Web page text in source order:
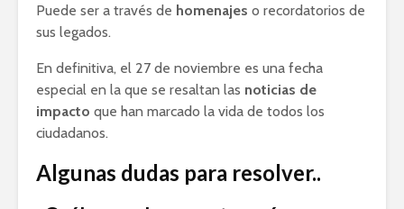
Puede ser a través de homenajes o recordatorios de
sus legados.
En definitiva, el 27 de noviembre es una fecha
especial en la que se resaltan las noticias de
impacto que han marcado la vida de todos los
ciudadanos.
Algunas dudas para resolver..